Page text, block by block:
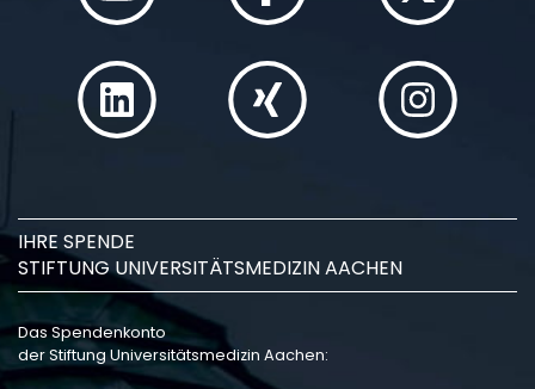
IHRE SPENDE
STIFTUNG UNIVERSITÄTSMEDIZIN AACHEN
Das Spendenkonto
der Stiftung Universitätsmedizin Aachen: